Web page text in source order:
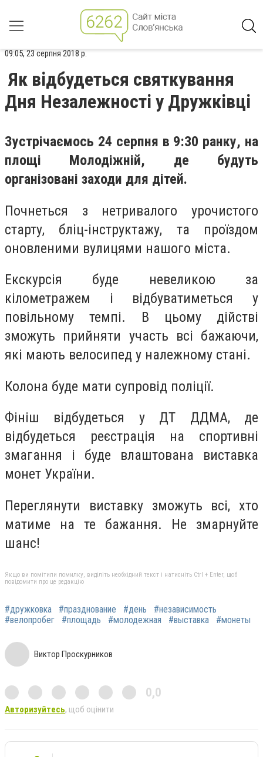
09:05, 23 серпня 2018 р.
Як відбудеться святкування
Дня Незалежності у Дружківці
Зустрічаємось 24 серпня в 9:30 ранку, на
площі Молодіжній, де будуть
організовані заходи для дітей.
Почнеться з нетривалого урочистого
старту, бліц-інструктажу, та проїздом
оновленими вулицями нашого міста.
Екскурсія буде невеликою за
кілометражем і відбуватиметься у
повільному темпі. В цьому дійстві
зможуть прийняти участь всі бажаючи,
які мають велосипед у належному стані.
Колона буде мати супровід поліції.
Фініш відбудеться у ДТ ДДМА, де
відбудеться реєстрація на спортивні
змагання і буде влаштована виставка
монет України.
Переглянути виставку зможуть всі, хто
матиме на те бажання. Не змарнуйте
шанс!
Якщо ви помітили помилку, виділіть необхідний текст і натисніть Ctrl + Enter, щоб
повідомити про це редакцію
#дружковка #празднование #день
#независимость
#велопробег
#площадь #молодежная #выставка #монеты
Виктор Проскурников
0,0
Авторизуйтесь, щоб оцінити